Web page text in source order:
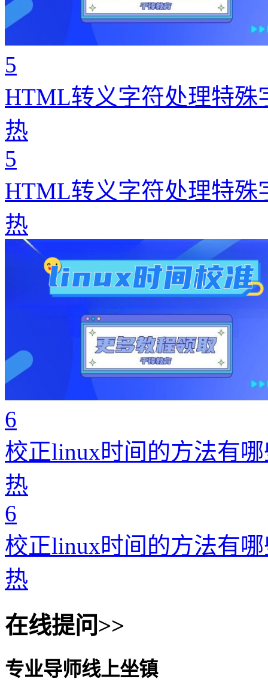
5
HTML转义字符处理特殊
热
5
HTML转义字符处理特殊
热
6
校正linux时间的方法有
热
6
校正linux时间的方法有
热
在线提问>>
专业导师线上坐镇